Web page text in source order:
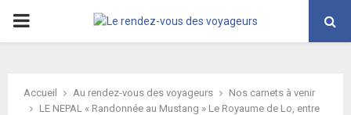
PRIMARY
Accueil Au rendez-vous des voyageurs
Nos carnets à venir
LE NEPAL « Randonnée au Mustang » Le Royaume de Lo, entre